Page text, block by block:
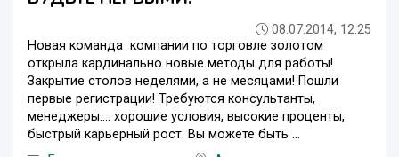
08.07.2014, 12:25
Новая команда компании по торговле золотом
открыла кардинально новые методы для работы!
Закрытие столов неделями, а не месяцами! Пошли
первые регистрации! Требуются консультанты,
менеджеры.... хорошие условия, высокие проценты,
быстрый карьерный рост. Вы можете быть ...